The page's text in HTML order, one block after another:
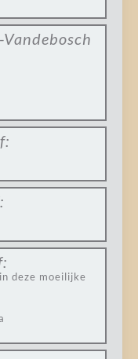
deze moeilijke